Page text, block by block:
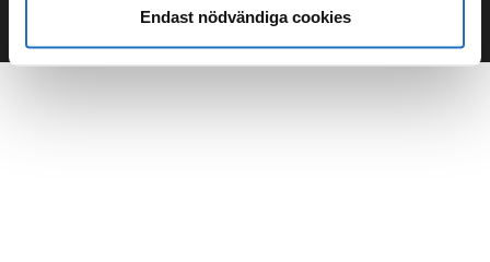
Endast nödvändiga cookies
OnePressfrån FameThemes |Integritetspolicy